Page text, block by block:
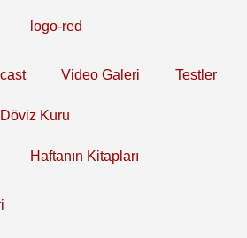
Video Galeri Testler
Döviz Kuru
Haftanın Kitapları